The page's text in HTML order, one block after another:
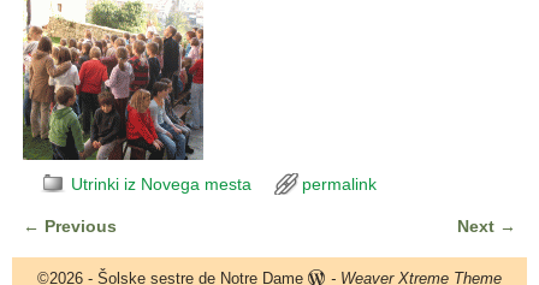
Utrinki iz Novega mesta permalink
← Previous Next →
©2026 - Šolske sestre de Notre Dame - Weaver Xtreme Theme